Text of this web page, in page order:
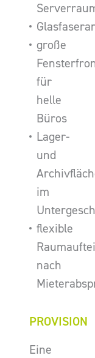
große
für
helle
Büros
Lager-
und
im
flexible
nach
PROVISION
Eine